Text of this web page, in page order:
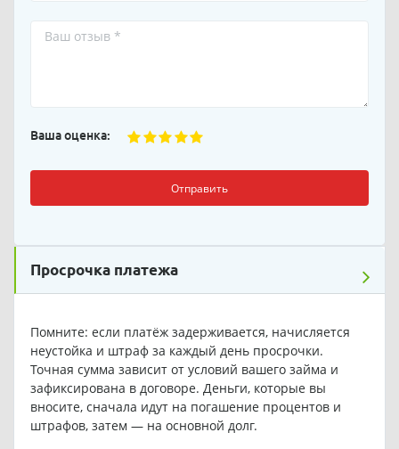
Ваша оценка:
Отправить
Просрочка платежа
Помните: если платёж задерживается, начисляется
неустойка и штраф за каждый день просрочки.
Точная сумма зависит от условий вашего займа и
зафиксирована в договоре. Деньги, которые вы
вносите, сначала идут на погашение процентов и
штрафов, затем — на основной долг.